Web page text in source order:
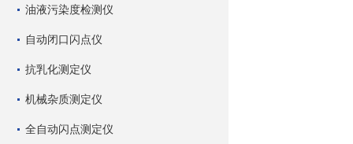
油液污染度检测仪
自动闭口闪点仪
抗乳化测定仪
机械杂质测定仪
全自动闪点测定仪